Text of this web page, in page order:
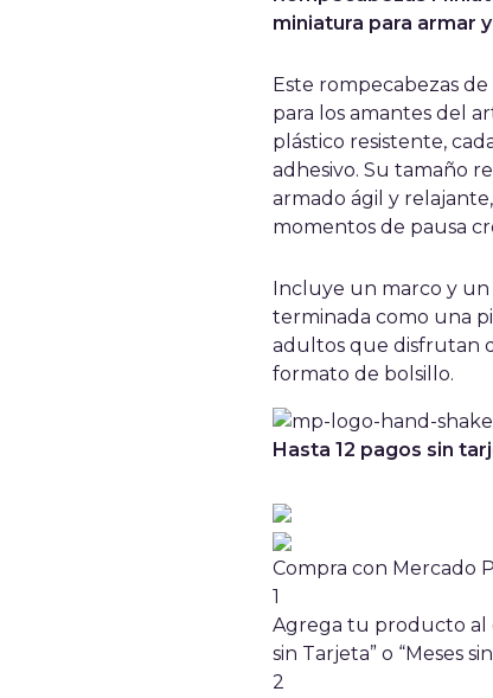
miniatura para armar
Este rompecabezas
para los amantes del
plástico resistente,
adhesivo. Su tamaño
armado ágil y
momentos de pausa
Incluye un marco y
terminada como una
adultos que disfrutan
formato de bolsillo.
Hasta 12 pagos sin
Compra con Mercado
1
Agrega tu producto al
sin Tarjeta” o “Meses
2